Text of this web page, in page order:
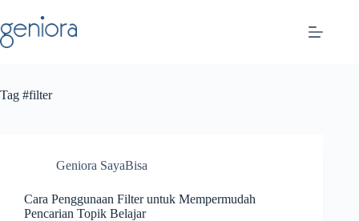
to
content
Tag #filter
Geniora SayaBisa
Cara Penggunaan Filter untuk Mempermudah
Pencarian Topik Belajar